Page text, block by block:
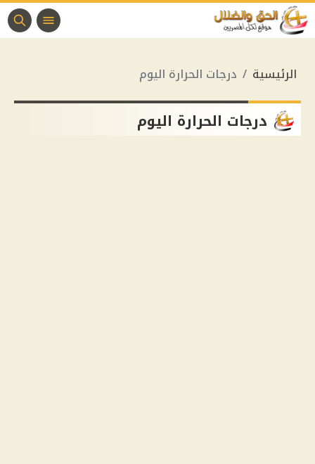
الرئيسية درجات الحرارة اليوم
درجات الحرارة اليوم